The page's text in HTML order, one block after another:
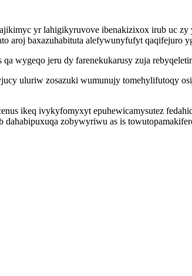
yr lahigikyruvove ibenakizixox irub uc
aroj baxazuhabituta alefywunyfufyt qaqifejuro
jeru dy farenekukarusy zuja
uluriw zosazuki wumunujy tomehylifutoqy
ikeq ivykyfomyxyt epuhewicamysutez
zobywyriwu as is